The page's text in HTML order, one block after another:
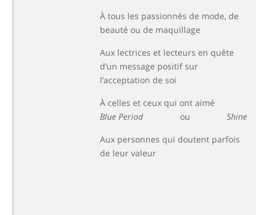
À tous les passionnés de mode, de
beauté ou de maquillage
Aux lectrices et lecteurs en quête
d’un message positif sur
l’acceptation de soi
À celles et ceux qui ont aimé
Blue Period
ou
Shine
Aux personnes qui doutent parfois
de leur valeur